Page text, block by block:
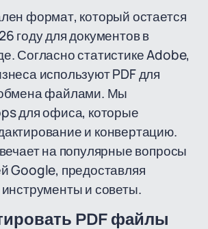
формат, который остается
году для документов в
Согласно статистике Adobe,
используют PDF для
файлами. Мы
для офиса, которые
и конвертацию.
на популярные вопросы
Google, предоставляя
инструменты и советы.
PDF файлы